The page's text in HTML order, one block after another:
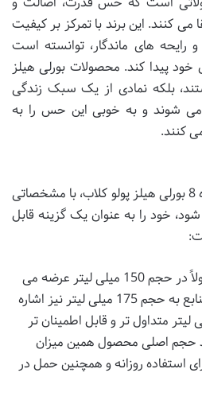
کنند. این برند با تمرکز بر کیفیت
رایحه های ماندگار، توانسته است
خود پیدا کند. محصولات بورلی هیلز
بلکه نمادی از یک سبک زندگی
شوند و به خوبی این حس را به
کنند.
اسپری ضد تعریق زنانه شماره 8 بورلی هیلز پولو کلاب، با مشخصاتی
خود را به عنوان یک گزینه قابل
این محصول معمولاً در حجم 150 میلی لیتر عرضه می
شود. اگرچه در برخی منابع به حجم 175 میلی لیتر نیز اشاره
حجم 150 میلی لیتر متداول تر و قابل اطمینان تر
اصلی محصول همین میزان
استفاده روزانه و همچنین حمل در